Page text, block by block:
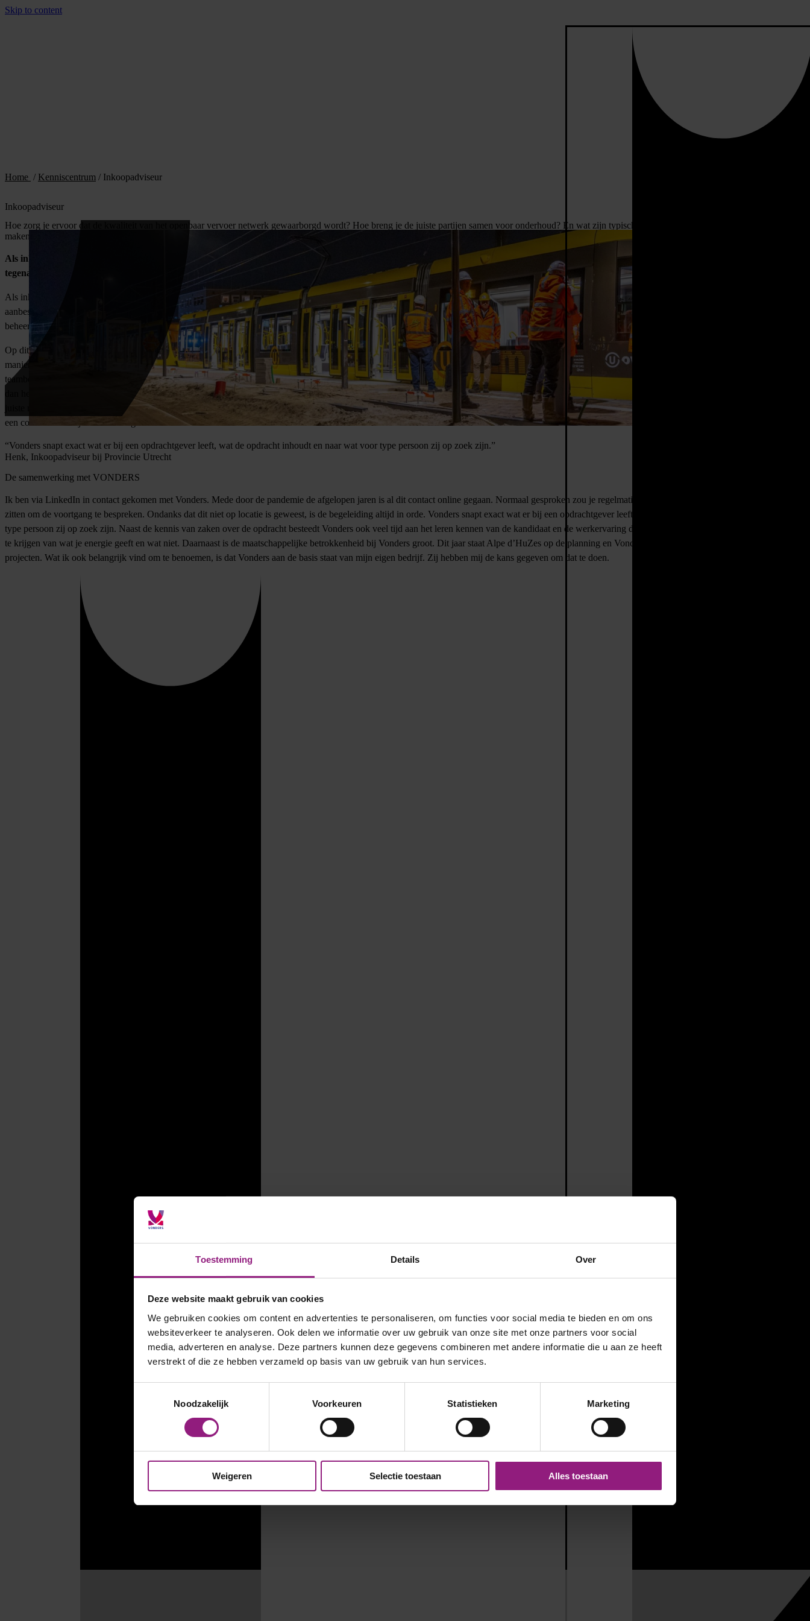
Toestemming Details Over
Deze website maakt gebruik van cookies
We gebruiken cookies om content en advertenties te personaliseren, om functies voor social media te bieden en om ons
websiteverkeer te analyseren. Ook delen we informatie over uw gebruik van onze site met onze partners voor social
media, adverteren en analyse. Deze partners kunnen deze gegevens combineren met andere informatie die u aan ze heeft
verstrekt of die ze hebben verzameld op basis van uw gebruik van hun services.
Noodzakelijk
Voorkeuren Statistieken Marketing
Weigeren Selectie toestaan Alles toestaan
Skip to content
Home / Kenniscentrum / Inkoopadviseur
Inkoopadviseur
Hoe zorg je ervoor dat de kwaliteit van het openbaar vervoer netwerk gewaarborgd wordt? Hoe breng je de juiste partijen samen voor onderhoud? En wat zijn typische storingen of vraagstukken waar je mee te
maken krijgt?
Als inkoopadviseur voor het trambedrijf van de provincie Utrecht houdt Henk zich dagelijks bezig met het oplossen van dergelijke uitdagingen. Waar loopt Henk als inkoopadviseur momenteel
tegenaan en hoe is hij bij deze functie terechtgekomen?
Als inkoopadviseur is het van belang dat het openbaar vervoer netwerk in stand wordt gehouden en voorzien wordt van het juiste onderhoudsprogramma. Het onderhoud en beheer van het spoor is een groot
aanbestedingsproject. Het onderhoud van het spoor wordt namelijk uitgevoerd in de breedste zin van het woord. Het spoor, de wissels, beveiligingssystemen, seinen en overwegbomen, allen onderdeel van het
beheer en onderhoud. Naast het onderhoud ligt de focus voor de komende jaren ligt vooral op het gebied van duurzaamheid en circulariteit.
Op dit moment houden we ons bezig met de geluidsoverlast die de tram veroorzaakt zodra het een bocht maakt. Staal op staal veroorzaakt trillingen en geluidsoverlast. Het is belangrijk dat dit verhaal op de juiste
manier wordt vertaald tot een vraagstuk en een directe opdracht om dit op te lossen. Henk houdt zich bezig met doelmatige oplossingen, de inkoop, de leveranciersselectie en onderhandelingen en
teambegeleiding. Tevens zorgt hij ervoor dat de juiste vragen worden gesteld. Voor de geluidsoverlast op het spoor is een oplossing bedacht om dat stuk spoor van meer vet te voorzien. Dat klinkt eenvoudiger
dan het is, want hoeveel vet smeer je erop en welk soort vet gebruik je? Welke biologisch afbreekbare opties zijn er en hoe milieuvriendelijk kan dit? De vaardigheden en ervaring zorgen ervoor dat Henk de
juiste man is voor deze functie. Henk heeft meer dan twintig jaar ervaring met verkoop en inmiddels ook tien jaar ervaring met inkoop en aanbestedingsprojecten, met name op het gebied van onderhoud. Dat is
een combinatie die je niet vaak tegenkomt.
“Vonders snapt exact wat er bij een opdrachtgever leeft, wat de opdracht inhoudt en naar wat voor type persoon zij op zoek zijn.”
Henk, Inkoopadviseur bij Provincie Utrecht
De samenwerking met VONDERS
Ik ben via LinkedIn in contact gekomen met Vonders. Mede door de pandemie de afgelopen jaren is al dit contact online gegaan. Normaal gesproken zou je regelmatig met elkaar in gesprek gaan en rond de tafel
zitten om de voortgang te bespreken. Ondanks dat dit niet op locatie is geweest, is de begeleiding altijd in orde. Vonders snapt exact wat er bij een opdrachtgever leeft, wat de opdracht inhoudt en naar wat voor
type persoon zij op zoek zijn. Naast de kennis van zaken over de opdracht besteedt Vonders ook veel tijd aan het leren kennen van de kandidaat en de werkervaring die je al hebt opgedaan om zo een exact beeld
te krijgen van wat je energie geeft en wat niet. Daarnaast is de maatschappelijke betrokkenheid bij Vonders groot. Dit jaar staat Alpe d’HuZes op de planning en Vonders draagt graag een steentje bij aan dit soort
projecten. Wat ik ook belangrijk vind om te benoemen, is dat Vonders aan de basis staat van mijn eigen bedrijf. Zij hebben mij de kans gegeven om dat te doen.